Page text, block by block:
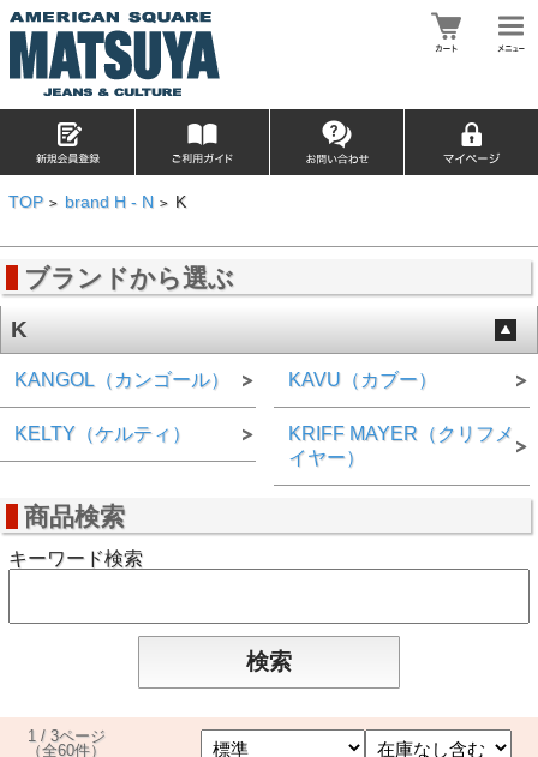
TOP > brand H - N > K
ブランドから選ぶ
K
KANGOL（カンゴール）
KELTY（ケルティ）
KAVU（カブー）
KRIFF MAYER（クリフメ
イヤー）
商品検索
キーワード検索
1 / 3ページ
（全60件）